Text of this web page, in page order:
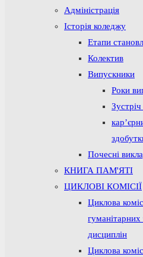
Адміністрація
Історія коледжу
Етапи
Колектив
Випускники
Роки
Почесні
КНИГА ПАМ'ЯТІ
ЦИКЛОВІ КОМІСІЇ
Циклова
гуманітарних
дисциплін
Циклова